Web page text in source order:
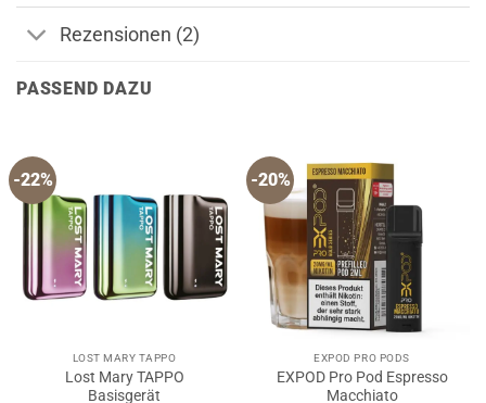
Rezensionen (2)
PASSEND DAZU
-22%
LOST MARY TAPPO
Lost Mary TAPPO
Basisgerät
-20%
EXPOD PRO PODS
EXPOD Pro Pod Espresso
Macchiato